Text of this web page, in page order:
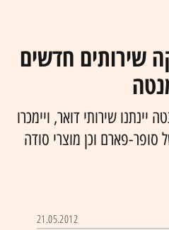
שירותים חדשים
שירותי דואר, ויימכרו
פארם וכן מוצרי סודה
21.05.2012